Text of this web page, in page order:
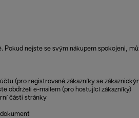
Pokud nejste se svým nákupem spokojeni,
(pro registrované zákazníky se
obdrželi e-mailem (pro hostující zákazníky)
části stránky